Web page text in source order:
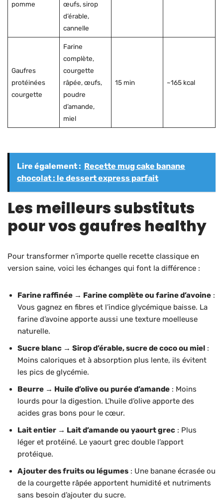
pomme
œufs, sirop
d’érable,
cannelle
Gaufres
protéinées
courgette
Farine
complète,
courgette
râpée, œufs,
poudre
d’amande,
miel
15 min ~165 kcal
Lire également : Recette mug cake banane
chocolat : le dessert express parfait
Les meilleurs substituts
pour vos gaufres healthy
Pour transformer n’importe quelle recette classique en
version saine, voici les échanges qui font la différence :
Farine raffinée → Farine complète ou farine d’avoine :
Vous gagnez en fibres et l’indice glycémique baisse. La
farine d’avoine apporte aussi une texture moelleuse
naturelle.
Sucre blanc → Sirop d’érable, sucre de coco ou miel :
Moins caloriques et à absorption plus lente, ils évitent
les pics de glycémie.
Beurre → Huile d’olive ou purée d’amande : Moins
lourds pour la digestion. L’huile d’olive apporte des
acides gras bons pour le cœur.
Lait entier → Lait d’amande ou yaourt grec : Plus
léger et protéiné. Le yaourt grec double l’apport
protéique.
Ajouter des fruits ou légumes : Une banane écrasée ou
de la courgette râpée apportent humidité et nutriments
sans besoin d’ajouter du sucre.